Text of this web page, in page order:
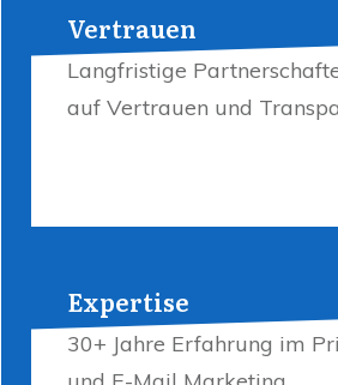
Vertrauen
Langfristige
auf Vertrauen und
Expertise
30+ Jahre Erfahrung im